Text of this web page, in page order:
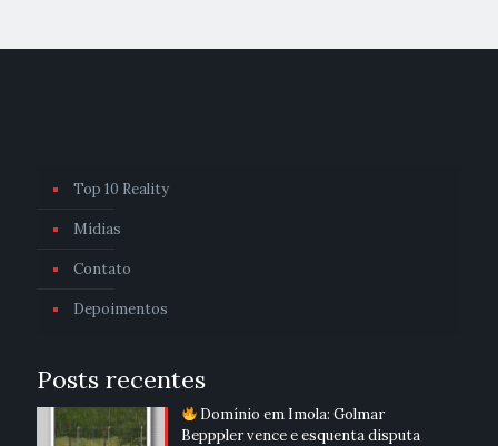
Top 10 Reality
Mídias
Contato
Depoimentos
Posts recentes
Domínio em Ímola: Golmar
Bepppler vence e esquenta disputa